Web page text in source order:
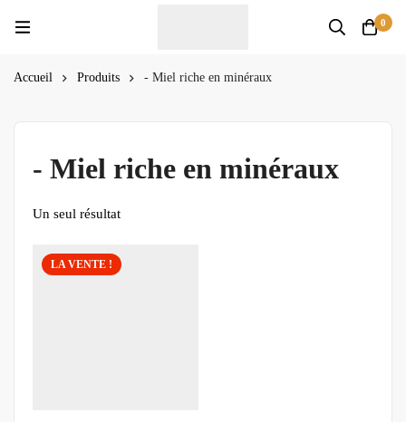
0
Accueil Produits - Miel riche en minéraux
- Miel riche en minéraux
Un seul résultat
LA VENTE !